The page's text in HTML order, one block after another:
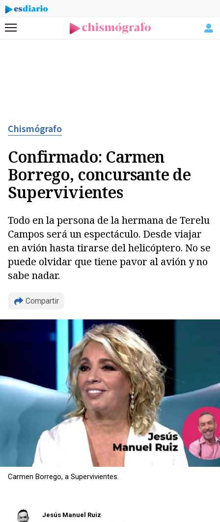
Menú
Chismógrafo
Confirmado: Carmen
Borrego, concursante de
Supervivientes
Todo en la persona de la hermana de Terelu
Campos será un espectáculo. Desde viajar
en avión hasta tirarse del helicóptero. No se
puede olvidar que tiene pavor al avión y no
sabe nadar.
Compartir
Copiar
Carmen Borrego, a Supervivientes.
Jesús Manuel Ruiz